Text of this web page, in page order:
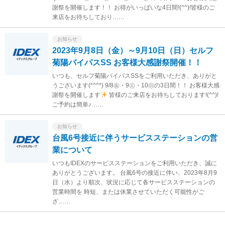
謝祭を開催します！！ お得がいっぱいな4日間!(^^)!皆様のご
来店をお待ちしており……
お知らせ
2023年9月8日（金）～9月10日（日）セルフ
菊陽バイパスSS お客様大感謝祭開催！！
いつも、セルフ菊陽バイパスSSをご利用いただき、ありがと
うございます(*^^*) 9/8㊎・9㊏・10㊐の3日間！！ お客様大感
謝祭を開催します
皆様のご来店をお待ちしております!(^^)!
ご予約は簡単♪……
お知らせ
台風6号接近に伴うサービスステーションの営
業について
いつもIDEXのサービスステーションをご利用いただき、誠に
ありがとうございます。 台風6号の接近に伴い、2023年8月9
日（水）より順次、状況に応じて各サービスステーションの
営業時間を 時短、または休業させていただく可能性がご
ざ……